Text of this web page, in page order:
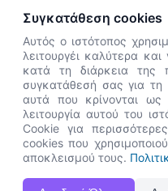
Η Ιστοσελίδα ΑνΑΔ είναι πλήρως συμβατή
👋
Πες
σήμερα.
Συγκατάθεση cookies
Αυτός ο ιστότοπος
λειτουργέι καλύτερα
κατά τη διάρκεια της
συγκατάθεσή σας για
αυτά που κρίνονται ως
λειτουργία αυτού του
Cookie για
cookies που
αποκλεισμού τους.